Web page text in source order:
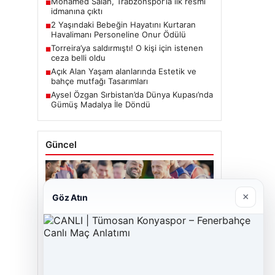
■
idmanına çıktı
■2 Yaşındaki Bebeğin Hayatını Kurtaran
Havalimanı Personeline Onur Ödülü
■Torreira’ya saldırmıştı! O kişi için istenen
ceza belli oldu
■Açık Alan Yaşam alanlarında Estetik ve
bahçe mutfağı Tasarımları
■Aysel Özgan Sırbistan’da Dünya Kupası’nda
Gümüş Madalya İle Döndü
Güncel
06/08/2026
Mohamed Salah, Trabzonspor’la ilk resmi
Göz Atın ×